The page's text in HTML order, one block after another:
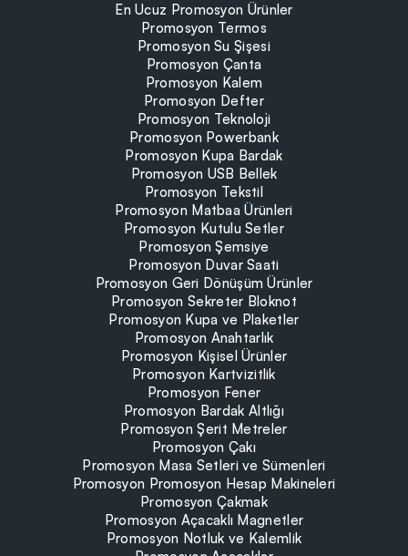
En Ucuz Promosyon Ürünler
Promosyon Termos
Promosyon Su Şişesi
Promosyon Çanta
Promosyon Kalem
Promosyon Defter
Promosyon Teknoloji
Promosyon Powerbank
Promosyon Kupa Bardak
Promosyon USB Bellek
Promosyon Tekstil
Promosyon Matbaa Ürünleri
Promosyon Kutulu Setler
Promosyon Şemsiye
Promosyon Duvar Saati
Promosyon Geri Dönüşüm Ürünler
Promosyon Sekreter Bloknot
Promosyon Kupa ve Plaketler
Promosyon Anahtarlık
Promosyon Kişisel Ürünler
Promosyon Kartvizitlik
Promosyon Fener
Promosyon Bardak Altlığı
Promosyon Şerit Metreler
Promosyon Çakı
Promosyon Masa Setleri ve Sümenleri
Promosyon Promosyon Hesap Makineleri
Promosyon Çakmak
Promosyon Açacaklı Magnetler
Promosyon Notluk ve Kalemlik